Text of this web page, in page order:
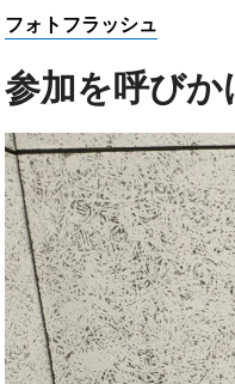
フォトフラッシュ
参加を呼び